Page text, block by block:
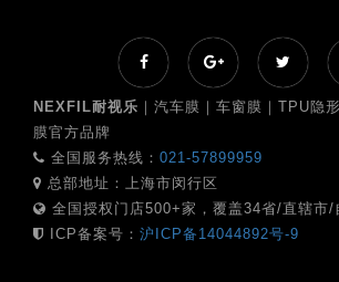
NEXFIL耐视乐 ｜汽车膜｜车窗膜｜TPU隐
膜官方品牌
全国服务热线： 021-57899959
总部地址：上海市闵行区
全国授权门店500+家，覆盖34省/直辖市/
ICP备案号： 沪ICP备14044892号-9